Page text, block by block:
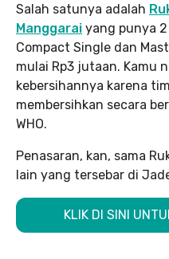
Salah satunya adalah
Manggarai yang punya 2
Compact Single dan
mulai Rp3 jutaan. Kamu
kebersihannya karena
membersihkan secara
WHO.
Penasaran, kan, sama
lain yang tersebar di
KLIK DI SINI